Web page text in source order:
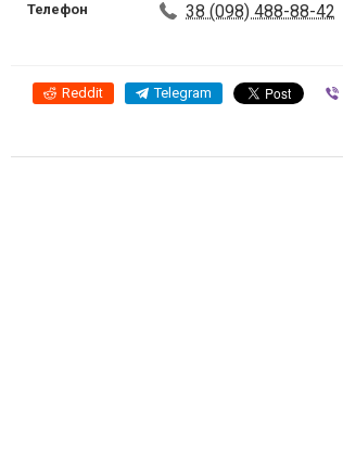
Телефон 38 (098) 488-88-42
Reddit Telegram